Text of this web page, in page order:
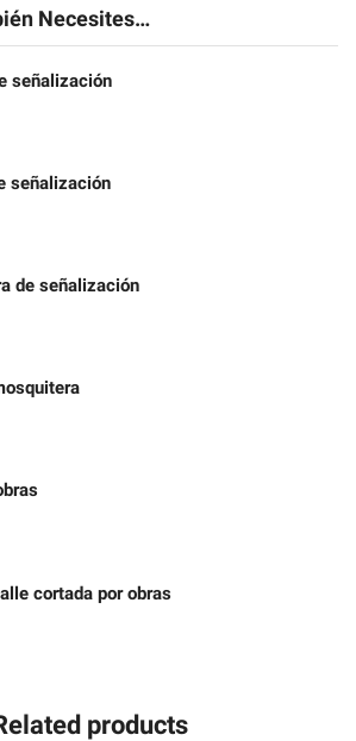
Necesites…
señalización
señalización
de señalización
cortada por obras
products